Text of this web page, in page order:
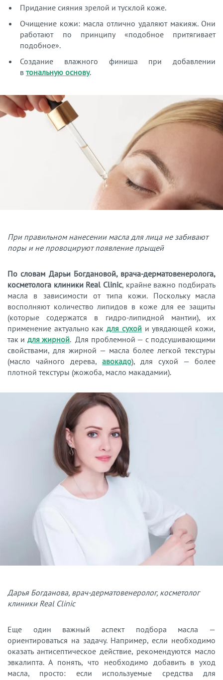
Придание сияния зрелой и тусклой коже.
Очищение кожи: масла отлично удаляют макияж. Они
работают по принципу «подобное притягивает
подобное».
Создание влажного финиша при добавлении
в тональную основу.
При правильном нанесении масла для лица не забивают
поры и не провоцируют появление прыщей
По словам Дарьи Богдановой, врача-дерматовенеролога,
косметолога клиники Real Clinic, крайне важно подбирать
масла в зависимости от типа кожи. Поскольку масла
восполняют количество липидов в коже для ее защиты
(которые содержатся в гидро-липидной мантии), их
применение актуально какдля сухойи увядающей кожи,
так и для жирной. Для проблемной — с подсушивающими
свойствами, для жирной — масла более легкой текстуры
(масло чайного дерева, авокадо), для сухой — более
плотной текстуры (жожоба, масло макадамии).
Дарья Богданова, врач-дерматовенеролог, косметолог
клиники Real Clinic
Еще один важный аспект подбора масла —
ориентироваться на задачу. Например, если необходимо
оказать антисептическое действие, рекомендуются масло
эвкалипта. А понять, что необходимо добавить в уход
масла, просто: если используемые средства для